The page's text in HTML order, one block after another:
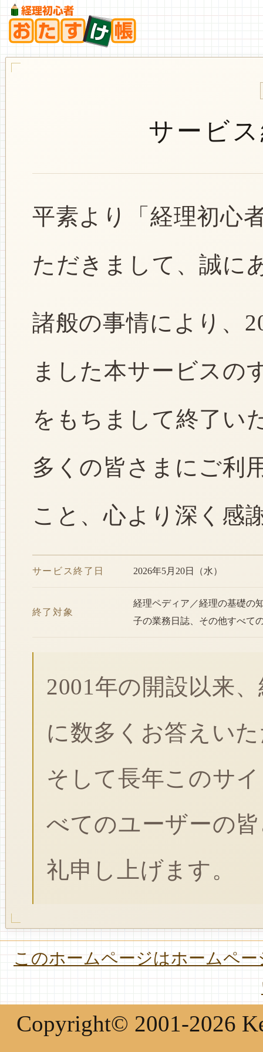
サービ
平素より「経理初心
ただきまして、誠に
諸般の事情により、
ました本サービスの
をもちまして終了い
多くの皆さまにご利
こと、心より深く感
サービス終了日 2026年5月20日（水）
終了対象
経理ペディア／経理の基礎の
子の業務日誌、その他すべて
2001年の開設以来
に数多くお答えい
そして長年このサ
べてのユーザーの
礼申し上げます。
このホームページはホームペ
Copyright© 2001-2026